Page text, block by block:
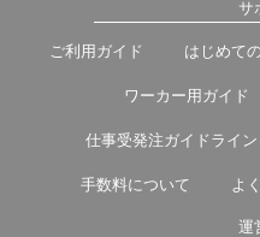
サ
ご利用ガイド はじめて
ワーカー用ガイド
仕事受発注ガイドライン
手数料について よ
運